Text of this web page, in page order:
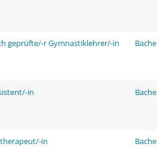
geprüfte/-r Gymnastiklehrer/-in
in
in